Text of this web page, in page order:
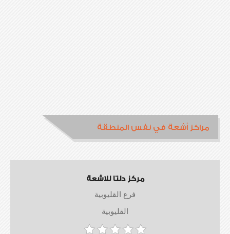
مراكز أشعة في نفس المنطقة
مركز دلتا للاشعة
فرع القليوبية
القليوبية